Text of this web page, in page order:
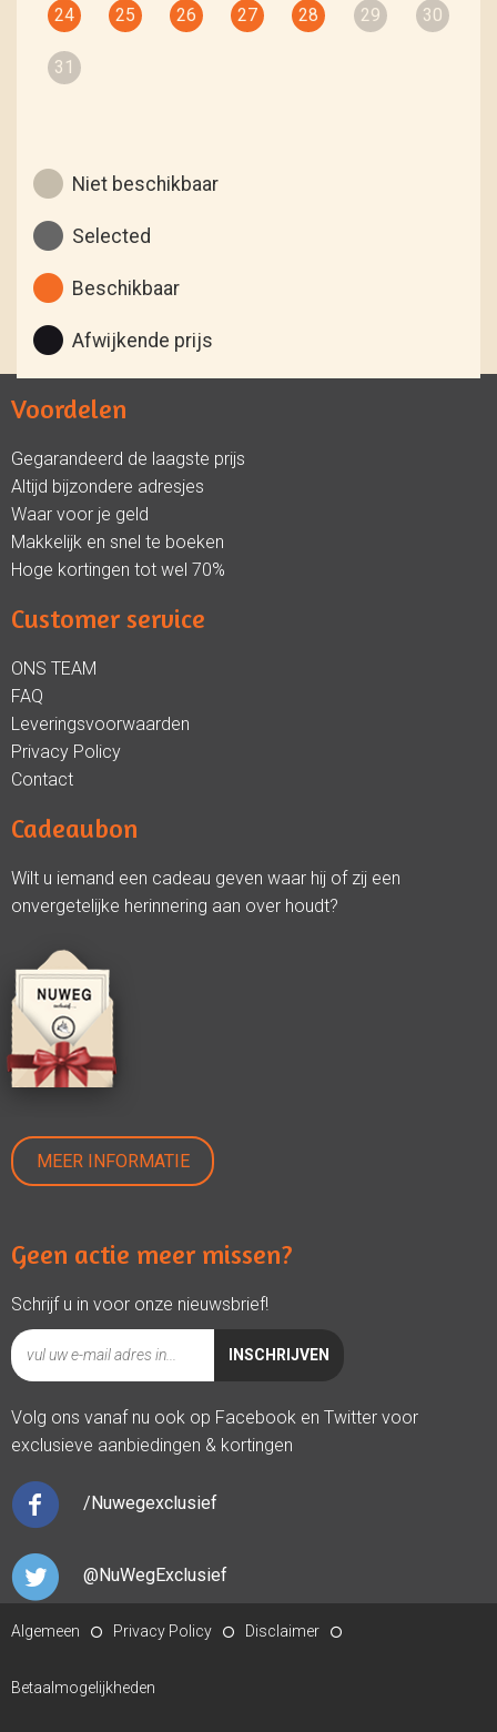
24 25 26 27 28 29 30
31
Niet beschikbaar
Selected
Beschikbaar
Afwijkende prijs
Voordelen
Gegarandeerd de laagste prijs
Altijd bijzondere adresjes
Waar voor je geld
Makkelijk en snel te boeken
Hoge kortingen tot wel 70%
Customer service
ONS TEAM
FAQ
Leveringsvoorwaarden
Privacy Policy
Contact
Cadeaubon
Wilt u iemand een cadeau geven waar hij of zij een
onvergetelijke herinnering aan over houdt?
MEER INFORMATIE
Geen actie meer missen?
Schrijf u in voor onze nieuwsbrief!
Volg ons vanaf nu ook op Facebook en Twitter voor
exclusieve aanbiedingen & kortingen
/Nuwegexclusief
@NuWegExclusief
Algemeen Privacy Policy Disclaimer
Betaalmogelijkheden